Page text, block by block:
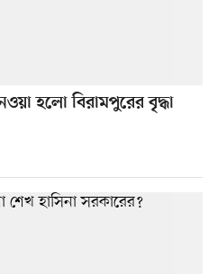
হলো বিরামপুরের বৃদ্ধা